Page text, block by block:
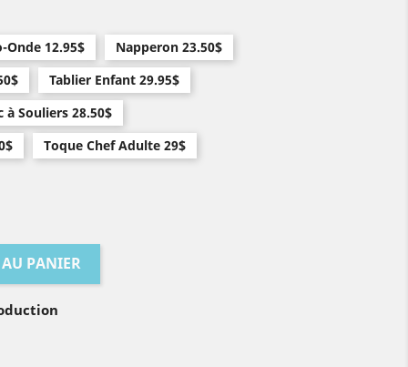
12.95$
Napperon 23.50$
Tablier Enfant 29.95$
à Souliers 28.50$
Toque Chef Adulte 29$
PANIER